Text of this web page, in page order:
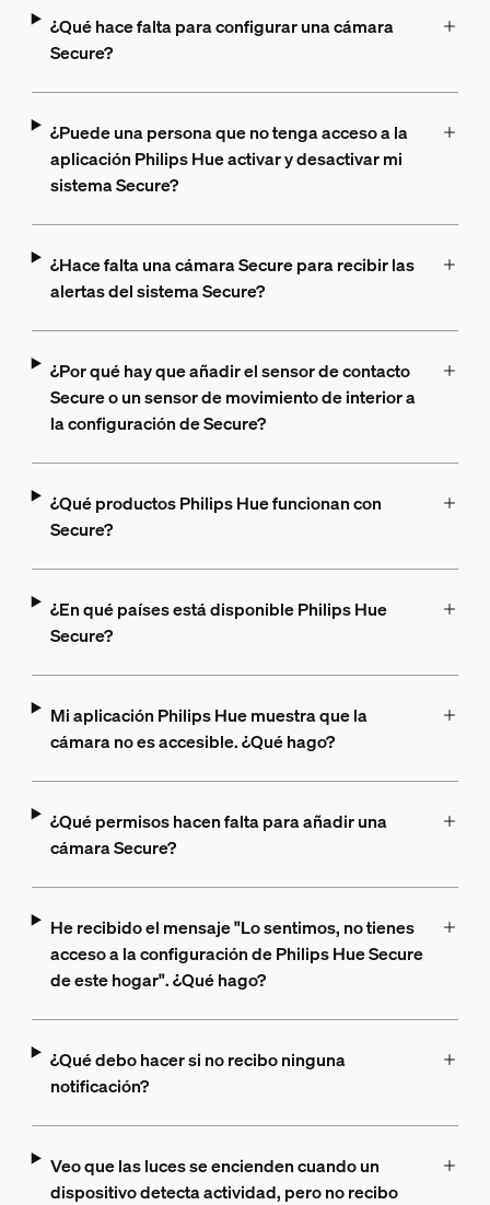
¿Qué hace falta para configurar una cámara
Secure?
¿Puede una persona que no tenga acceso a la
aplicación Philips Hue activar y desactivar mi
sistema Secure?
¿Hace falta una cámara Secure para recibir las
alertas del sistema Secure?
¿Por qué hay que añadir el sensor de contacto
Secure o un sensor de movimiento de interior a
la configuración de Secure?
¿Qué productos Philips Hue funcionan con
Secure?
¿En qué países está disponible Philips Hue
Secure?
Mi aplicación Philips Hue muestra que la
cámara no es accesible. ¿Qué hago?
¿Qué permisos hacen falta para añadir una
cámara Secure?
He recibido el mensaje "Lo sentimos, no tienes
acceso a la configuración de Philips Hue Secure
de este hogar". ¿Qué hago?
¿Qué debo hacer si no recibo ninguna
notificación?
Veo que las luces se encienden cuando un
dispositivo detecta actividad, pero no recibo